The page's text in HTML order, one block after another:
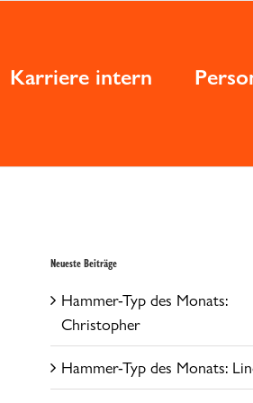
Karriere intern
Neueste Beiträge
Hammer-Typ des Monats:
Christopher
Hammer-Typ des Monats: